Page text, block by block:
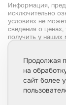
Информация,
исключительно
условиях не
сведения о
получить у наших
Продолжая
на
сайт более